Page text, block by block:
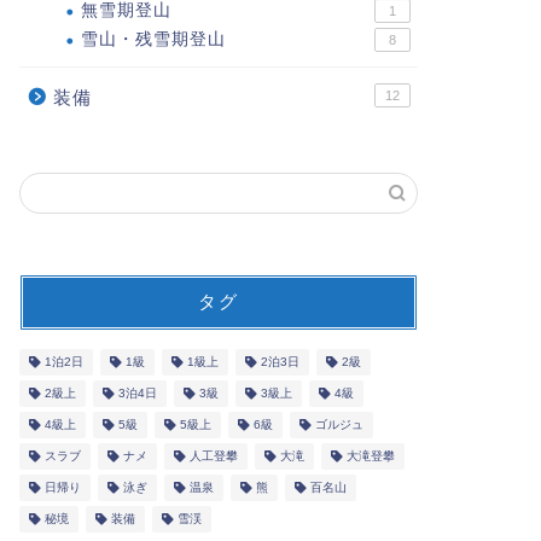
無雪期登山 1
雪山・残雪期登山 8
装備 12
タグ
1泊2日 1級 1級上 2泊3日 2級
2級上 3泊4日 3級 3級上 4級
4級上 5級 5級上 6級 ゴルジュ
スラブ ナメ 人工登攀 大滝 大滝登攀
日帰り 泳ぎ 温泉 熊 百名山
秘境 装備 雪渓